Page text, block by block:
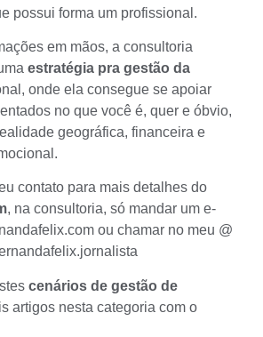
possui forma um profissional.
em mãos, a consultoria
estratégia pra gestão da
onde ela consegue se apoiar
no que você é, quer e óbvio,
geográfica, financeira e
contato para mais detalhes do
, na consultoria, só mandar um e-
ou chamar no meu @
cenários de gestão de
artigos nesta categoria com o